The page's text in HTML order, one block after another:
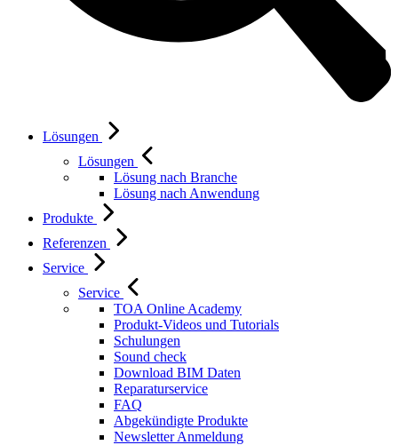
Lösungen
Lösungen
Lösung nach Branche
Lösung nach Anwendung
Produkte
Referenzen
Service
Service
TOA Online Academy
Produkt-Videos und Tutorials
Schulungen
Sound check
Download BIM Daten
Reparaturservice
FAQ
Abgekündigte Produkte
Newsletter Anmeldung